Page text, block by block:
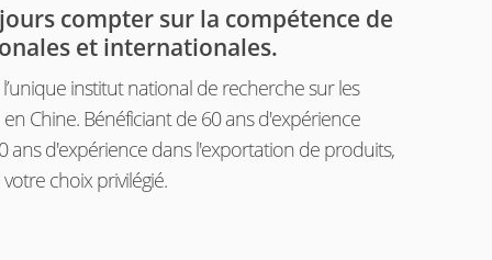
compter sur la compétence de
et internationales.
institut national de recherche sur les
Chine. Bénéficiant de 60 ans d'expérience
ans d'expérience dans l'exportation de produits,
choix privilégié.